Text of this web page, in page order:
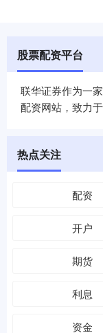
股票配资平台
联华证券作为一
配资网站，致力
热点关注
配资
开户
期货
利息
资金